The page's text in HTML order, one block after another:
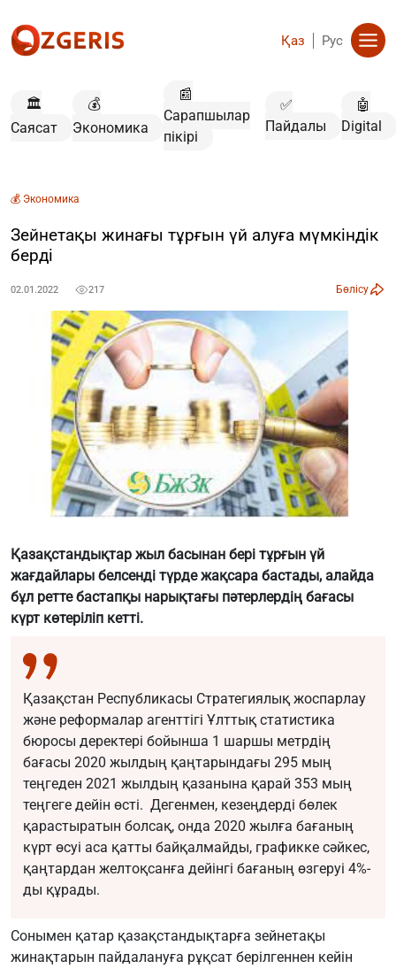
Қаз Рус
🏛️
Саясат
💰
Экономика
📰
Сарапшылар
пікірі
✅
Пайдалы
🤖
Digital
💰 Экономика
Зейнетақы жинағы тұрғын үй алуға мүмкіндік
берді
02.01.2022 217 Бөлісу
Қазақстандықтар жыл басынан бері тұрғын үй
жағдайлары белсенді түрде жақсара бастады, алайда
бұл ретте бастапқы нарықтағы пәтерлердің бағасы
күрт көтеріліп кетті.
Қазақстан Республикасы Стратегиялық жоспарлау
және реформалар агенттігі Ұлттық статистика
бюросы деректері бойынша 1 шаршы метрдің
бағасы 2020 жылдың қаңтарындағы 295 мың
теңгеден 2021 жылдың қазанына қарай 353 мың
теңгеге дейін өсті. Дегенмен, кезеңдерді бөлек
қарастыратын болсақ, онда 2020 жылға бағаның
күрт өсуі аса қатты байқалмайды, графикке сәйкес,
қаңтардан желтоқсанға дейінгі бағаның өзгеруі 4%-
ды құрады.
Сонымен қатар қазақстандықтарға зейнетақы
жинақтарын пайдалануға рұқсат берілгеннен кейін